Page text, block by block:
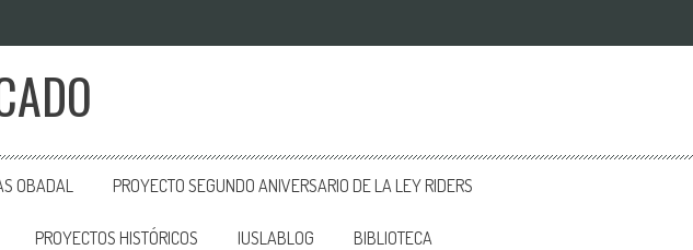
OBADAL PROYECTO SEGUNDO ANIVERSARIO DE LA LEY RIDERS
PROYECTOS HISTÓRICOS IUSLABLOG BIBLIOTECA